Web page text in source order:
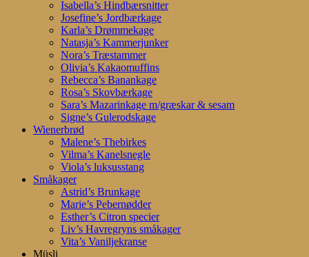
Isabella’s Hindbærsnitter
Josefine’s Jordbærkage
Karla’s Drømmekage
Natasja’s Kammerjunker
Nora’s Træstammer
Olivia’s Kakaomuffins
Rebecca’s Banankage
Rosa’s Skovbærkage
Sara’s Mazarinkage m/græskar & sesam
Signe’s Gulerodskage
Wienerbrød
Malene’s Thebirkes
Vilma’s Kanelsnegle
Viola’s luksusstang
Småkager
Astrid’s Brunkage
Marie’s Pebernødder
Esther’s Citron specier
Liv’s Havregryns småkager
Vita’s Vaniljekranse
Müsli